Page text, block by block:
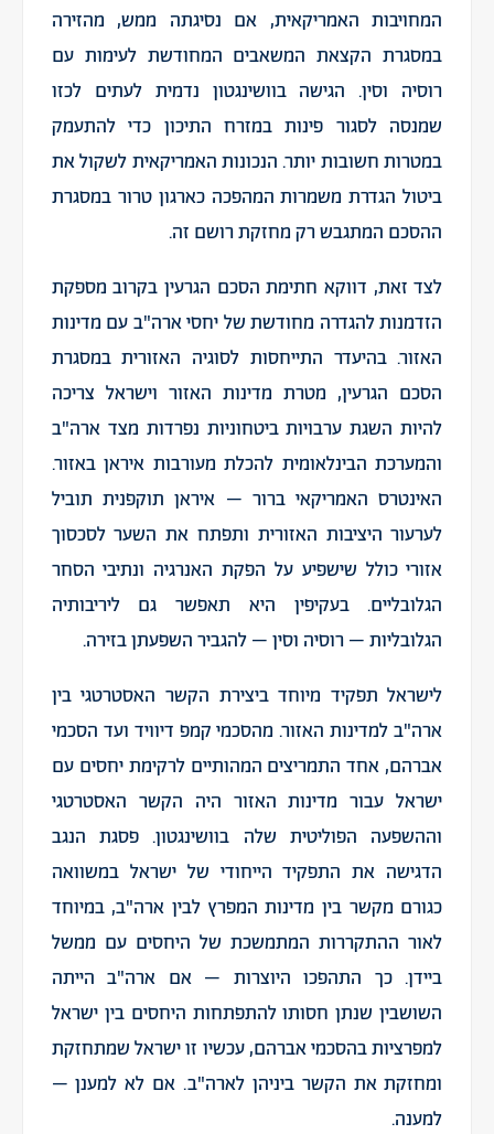
המחויבות האמריקאית, אם נסיגתה ממש, מהזירה
במסגרת הקצאת המשאבים המחודשת לעימות עם
רוסיה וסין. הגישה בוושינגטון נדמית לעתים לכזו
שמנסה לסגור פינות במזרח התיכון כדי להתעמק
במטרות חשובות יותר. הנכונות האמריקאית לשקול את
ביטול הגדרת משמרות המהפכה כארגון טרור במסגרת
ההסכם המתגבש רק מחזקת רושם זה.
לצד זאת, דווקא חתימת הסכם הגרעין בקרוב מספקת
הזדמנות להגדרה מחודשת של יחסי ארה"ב עם מדינות
האזור. בהיעדר התייחסות לסוגיה האזורית במסגרת
הסכם הגרעין, מטרת מדינות האזור וישראל צריכה
להיות השגת ערבויות ביטחוניות נפרדות מצד ארה"ב
והמערכת הבינלאומית להכלת מעורבות איראן באזור.
האינטרס האמריקאי ברור – איראן תוקפנית תוביל
לערעור היציבות האזורית ותפתח את השער לסכסוך
אזורי כולל שישפיע על הפקת האנרגיה ונתיבי הסחר
הגלובליים. בעקיפין היא תאפשר גם ליריבותיה
הגלובליות – רוסיה וסין – להגביר השפעתן בזירה.
לישראל תפקיד מיוחד ביצירת הקשר האסטרטגי בין
ארה"ב למדינות האזור. מהסכמי קמפ דיוויד ועד הסכמי
אברהם, אחד התמריצים המהותיים לרקימת יחסים עם
ישראל עבור מדינות האזור היה הקשר האסטרטגי
וההשפעה הפוליטית שלה בוושינגטון. פסגת הנגב
הדגישה את התפקיד הייחודי של ישראל במשוואה
כגורם מקשר בין מדינות המפרץ לבין ארה"ב, במיוחד
לאור ההתקררות המתמשכת של היחסים עם ממשל
ביידן. כך התהפכו היוצרות – אם ארה"ב הייתה
השושבין שנתן חסותו להתפתחות היחסים בין ישראל
למפרציות בהסכמי אברהם, עכשיו זו ישראל שמתחזקת
ומחזקת את הקשר ביניהן לארה"ב. אם לא למענן –
למענה.